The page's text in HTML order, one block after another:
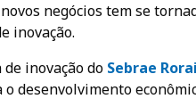
negócios tem se
inovação.
inovação do Sebrae
desenvolvimento